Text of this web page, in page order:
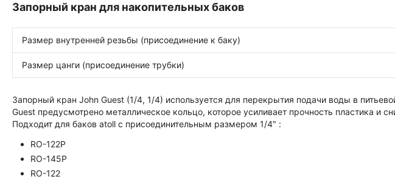
Запорный кран для накопительных баков
Размер внутренней резьбы (присоединение к баку)
Размер цанги (присоединение трубки)
Запорный кран John Guest (1/4, 1/4) используется для перекрытия подачи воды в
Guest предусмотрено металлическое кольцо, которое усиливает прочность пластика и
Подходит для баков atoll с присоединительным размером 1/4″ :
RO-122P
RO-145P
RO-122